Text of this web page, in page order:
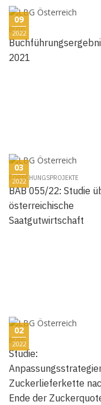
09
2022
BLOG
2021
03
2022
FORSCHUNGSPROJEKTE
BAB 055/22: Studie
österreichische
Saatgutwirtschaft
02
2022
BLOG
Studie:
Zuckerlieferkette
Ende der